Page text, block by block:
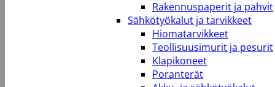
Rakennuspaperit ja pahvit
Sähkötyökalut ja tarvikkeet
Hiomatarvikkeet
Teollisuusimurit ja pesurit
Klapikoneet
Poranterät